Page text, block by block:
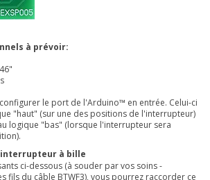
à prévoir:
le port de l'Arduino™ en entrée. Celui-ci
"haut" (sur une des positions de l'interrupteur)
logique "bas" (lorsque l'interrupteur sera
à bille
ci-dessous (à souder par vos soins -
fils du câble BTWF3), vous pourrez raccorder ce